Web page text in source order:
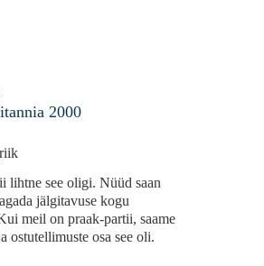
2000
lihtne see oligi. Nüüd saan
jälgitavuse kogu
meil on praak-partii, saame
ostutellimuste osa see oli.